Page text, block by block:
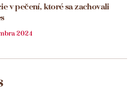
v pečení, ktoré sa zachovali
2024